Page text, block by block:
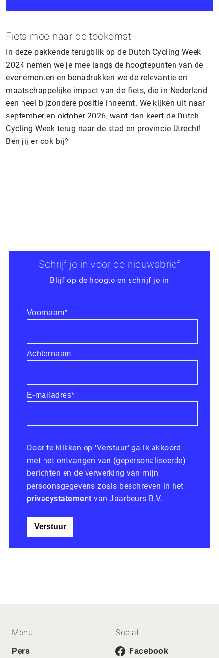
Fiets mee naar de toekomst
In deze pakkende terugblik op de Dutch Cycling Week
2024 nemen we je mee langs de hoogtepunten van de
evenementen en benadrukken we de relevantie en
maatschappelijke impact van de fiets, die in Nederland
een heel bijzondere positie inneemt. We kijken uit naar
september en oktober 2026, want dan keert de Dutch
Cycling Week terug naar de stad en provincie Utrecht!
Ben jij er ook bij?
Schrijf je in voor de nieuwsbrief
Blijf op de hoogte en schrijf je in
Voornaam*
Achternaam
E-mailadres*
Door te klikken op ‘Verstuur’ ga ik akkoord
met het ontvangen van (gepersonaliseerde)
berichten en de verwerking van mijn
persoonsgegevens zoals beschreven in het
privacystatementvan Jaarbeurs B.V.
Verstuur
Menu
Pers
Social
Facebook